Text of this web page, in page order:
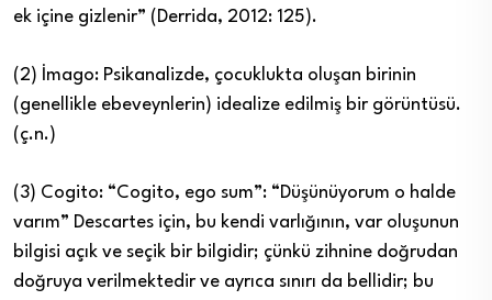
ek içine gizlenir” (Derrida, 2012: 125).
(2) İmago: Psikanalizde, çocuklukta oluşan birinin
(genellikle ebeveynlerin) idealize edilmiş bir görüntüsü.
(ç.n.)
(3) Cogito: “Cogito, ego sum”: “Düşünüyorum o halde
varım” Descartes için, bu kendi varlığının, var oluşunun
bilgisi açık ve seçik bir bilgidir; çünkü zihnine doğrudan
doğruya verilmektedir ve ayrıca sınırı da bellidir; bu